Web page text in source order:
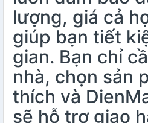
lượng, giá cả
giúp bạn tiết
gian. Bạn chỉ
nhà, chọn sản
thích và
sẽ hỗ trợ giao